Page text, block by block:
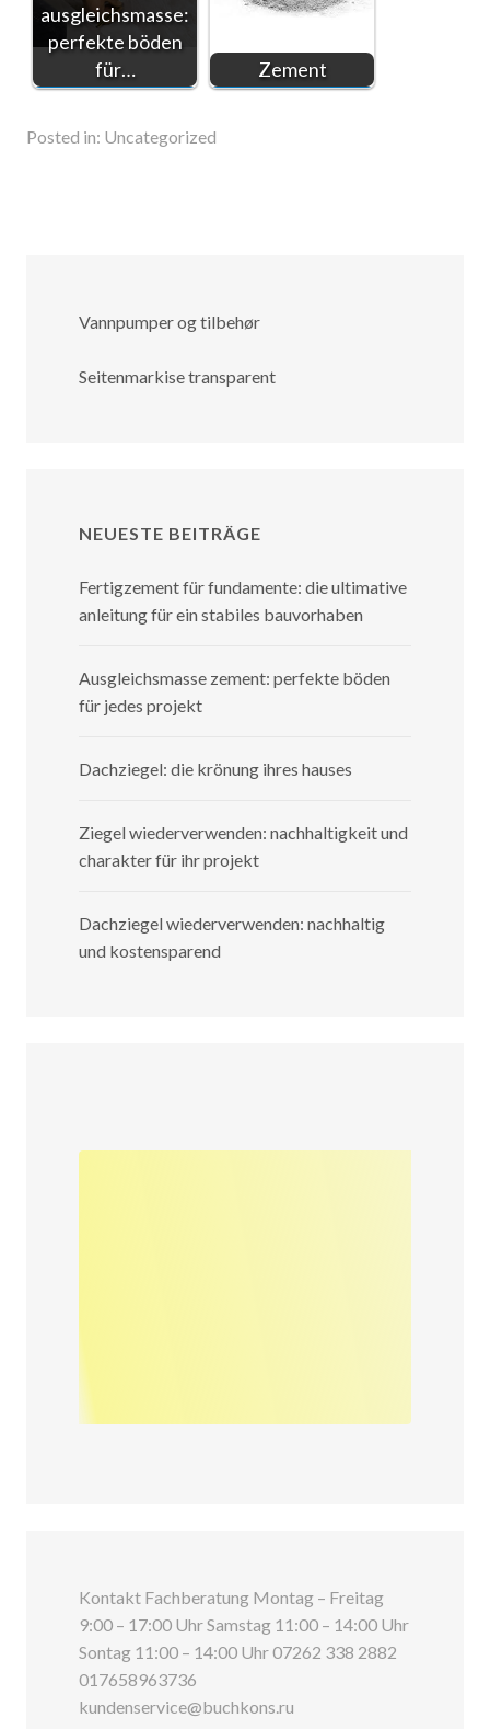
ausgleichsmasse:
perfekte böden
für…
Zement
Posted in: Uncategorized
Vannpumper og tilbehør
Seitenmarkise transparent
NEUESTE BEITRÄGE
Fertigzement für fundamente: die ultimative
anleitung für ein stabiles bauvorhaben
Ausgleichsmasse zement: perfekte böden
für jedes projekt
Dachziegel: die krönung ihres hauses
Ziegel wiederverwenden: nachhaltigkeit und
charakter für ihr projekt
Dachziegel wiederverwenden: nachhaltig
und kostensparend
Kontakt Fachberatung Montag – Freitag
9:00 – 17:00 Uhr Samstag 11:00 – 14:00 Uhr
Sontag 11:00 – 14:00 Uhr 07262 338 2882
017658963736
kundenservice@buchkons.ru